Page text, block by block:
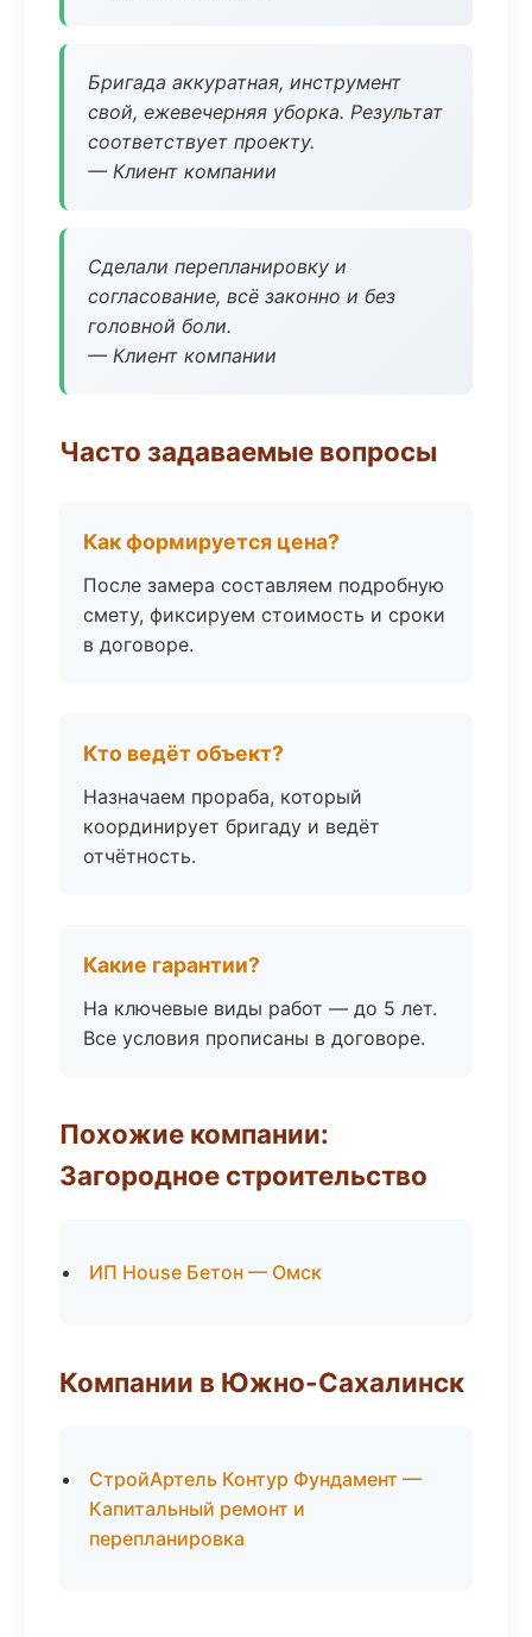
Бригада аккуратная, инструмент
свой, ежевечерняя уборка. Результат
соответствует проекту.
— Клиент компании
Сделали перепланировку и
согласование, всё законно и без
головной боли.
— Клиент компании
Часто задаваемые вопросы
Как формируется цена?
После замера составляем подробную
смету, фиксируем стоимость и сроки
в договоре.
Кто ведёт объект?
Назначаем прораба, который
координирует бригаду и ведёт
отчётность.
Какие гарантии?
На ключевые виды работ — до 5 лет.
Все условия прописаны в договоре.
Похожие компании:
Загородное строительство
ИП House Бетон — Омск
Компании в Южно-Сахалинск
СтройАртель Контур Фундамент —
Капитальный ремонт и
перепланировка